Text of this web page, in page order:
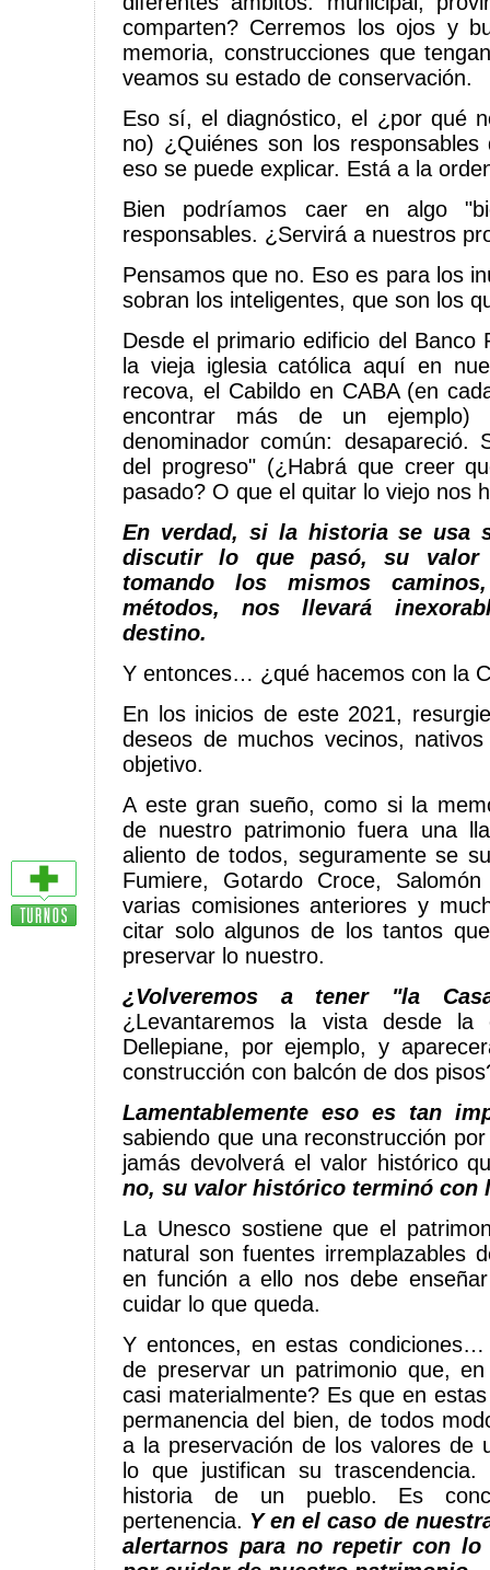
comparten? Cerremos los ojos y
memoria, construcciones que
veamos su estado de conservación.
Eso sí, el diagnóstico, el ¿por qué
no) ¿Quiénes son los responsables
eso se puede explicar. Está a la
Bien podríamos caer en algo
responsables. ¿Servirá a nuestros
Pensamos que no. Eso es para los
sobran los inteligentes, que son los
Desde el primario edificio del Banco
la vieja iglesia católica aquí en
recova, el Cabildo en CABA (en
encontrar más de un
denominador común: desapareció.
del progreso" (¿Habrá que creer
pasado? O que el quitar lo viejo nos
En verdad, si la historia se usa
discutir lo que pasó, su
tomando los mismos
métodos, nos llevará
destino.
Y entonces… ¿qué hacemos con la
En los inicios de este 2021,
deseos de muchos vecinos,
objetivo.
A este gran sueño, como si la
de nuestro patrimonio fuera una
aliento de todos, seguramente se
Fumiere, Gotardo Croce,
varias comisiones anteriores y
citar solo algunos de los tantos
preservar lo nuestro.
¿Volveremos a tener "la
¿Levantaremos la vista desde
Dellepiane, por ejemplo, y
construcción con balcón de dos
Lamentablemente eso es tan
sabiendo que una reconstrucción
jamás devolverá el valor histórico
no, su valor histórico terminó con
La Unesco sostiene que el
natural son fuentes irremplazables
en función a ello nos debe
cuidar lo que queda.
Y entonces, en estas
de preservar un patrimonio que,
casi materialmente? Es que en
permanencia del bien, de todos
a la preservación de los valores de
lo que justifican su
historia de un pueblo. Es
pertenencia. Y en el caso de
alertarnos para no repetir con lo